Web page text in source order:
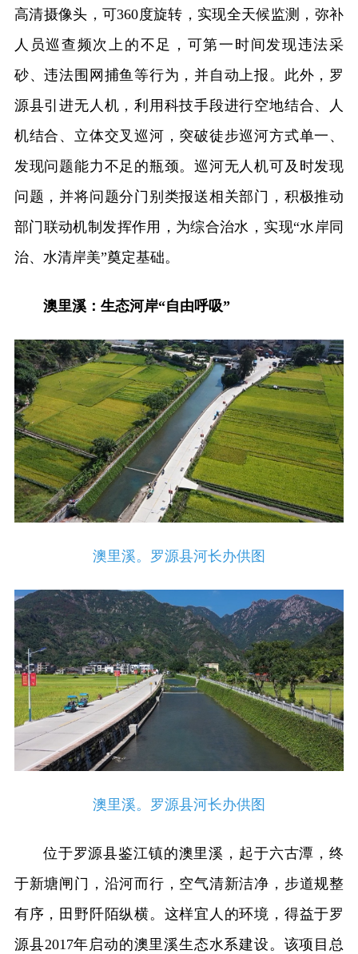
高清摄像头，可360度旋转，实现全天候监测，弥补
人员巡查频次上的不足，可第一时间发现违法采
砂、违法围网捕鱼等行为，并自动上报。此外，罗
源县引进无人机，利用科技手段进行空地结合、人
机结合、立体交叉巡河，突破徒步巡河方式单一、
发现问题能力不足的瓶颈。巡河无人机可及时发现
问题，并将问题分门别类报送相关部门，积极推动
部门联动机制发挥作用，为综合治水，实现“水岸同
治、水清岸美”奠定基础。
澳里溪：生态河岸“自由呼吸”
澳里溪。罗源县河长办供图
澳里溪。罗源县河长办供图
位于罗源县鉴江镇的澳里溪，起于六古潭，终
于新塘闸门，沿河而行，空气清新洁净，步道规整
有序，田野阡陌纵横。这样宜人的环境，得益于罗
源县2017年启动的澳里溪生态水系建设。该项目总